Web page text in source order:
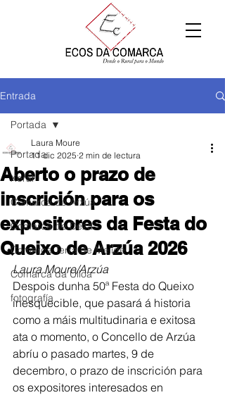
Entrada
Portada
Xeral
Comarca de Arzúa
Comarca de Deza
Comarca Terra de Melide
Comarca da Ulloa
fotografía
Portada
Aberto o prazo de
inscrición para os
expositores da Festa do
Queixo de Arzúa 2026
Laura Moure
11 dic 2025 2 min de lectura
Laura Moure/Arzúa
Despois dunha 50ª Festa do Queixo
inesquecible, que pasará á historia
como a máis multitudinaria e exitosa
ata o momento, o Concello de Arzúa
abríu o pasado martes, 9 de
decembro, o prazo de inscrición para
os expositores interesados en